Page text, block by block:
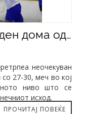
​Тинекс Пролет изненаден дома од Прилеп
неочекуван
27-30, меч во кој
ниво што се
исход.
ПРОЧИТАЈ ПОВЕЌЕ